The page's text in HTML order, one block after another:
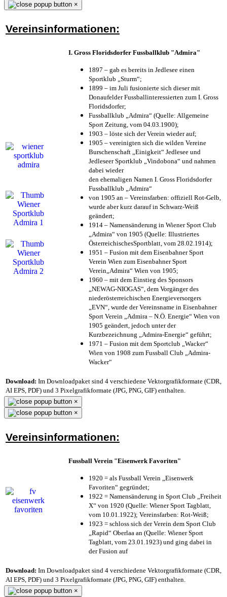
×
Vereinsinformationen:
I. Gross Floridsdorfer Fussballklub "Admira"
1897 – gab es bereits in Jedlesee einen
Sportklub „Sturm“;
1899 – im Juli fusionierte sich dieser mit
Donaufelder Fussballinteressierten zum I. Gross
Floridsdorfer;
Fussballklub „Admira“ (Quelle: Allgemeine
Sport Zeitung, vom 04.03.1900);
1903 – löste sich der Verein wieder auf;
1905 – vereinigten sich die wilden Vereine
Burschenschaft „Einigkeit“ Jedlesee und
Jedleseer Sportklub „Vindobona“ und nahmen
dabei wieder
den ehemaligen Namen I. Gross Floridsdorfer
Fussballklub „Admira“
von 1905 an – Vereinsfarben: offiziell Rot-Gelb,
wurde aber kurz darauf in Schwarz-Weiß
geändert;
1914 – Namensänderung in Wiener Sport Club
„Admira“ von 1905 (Quelle: Illustriertes
ÖsterreichischesSportblatt, vom 28.02.1914);
1951 – Fusion mit dem Eisenbahner Sport
Verein Wien zum Eisenbahner Sport
Verein„Admira“ Wien von 1905;
1960 – mit dem Einstieg des Sponsors
„NEWAG-NIOGAS“, dem Vorgänger des
niederösterreichischen Energieversorgers
„EVN“, wurde der Vereinsname in Eisenbahner
Sport Verein „Admira – N.Ö. Energie“ Wien von
1905 geändert, jedoch unter der
Kurzbezeichnung „Admira-Energie“ geführt;
1971 – Fusion mit dem Sportclub „Wacker“
Wien von 1908 zum Fussball Club „Admira-
Wacker“
Download: Im Downloadpaket sind 4 verschiedene Vektorgrafikformate (CDR,
AI EPS, PDF) und 3 Pixelgrafikformate (JPG, PNG, GIF) enthalten.
×
×
Vereinsinformationen:
Fussball Verein "Eisenwerk Favoriten"
1920 = als Fussball Verein „Eisenwerk
Favoriten“ gegründet;
1922 = Namensänderung in Sport Club „Freiheit
X“ von 1920 (Quelle: Wiener Sport Tagblatt,
vom 10.01.1922); Vereinsfarben: Rot-Weiß;
1923 = schloss sich der Verein dem Sport Club
„Rapid“ Oberlaa an (Quelle: Wiener Sport
Tagblatt, vom 23.01.1923) und ging dabei in
der Fusion auf
Download: Im Downloadpaket sind 4 verschiedene Vektorgrafikformate (CDR,
AI EPS, PDF) und 3 Pixelgrafikformate (JPG, PNG, GIF) enthalten.
×